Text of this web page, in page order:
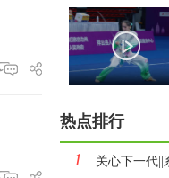
热点排行
1 关心下一代||